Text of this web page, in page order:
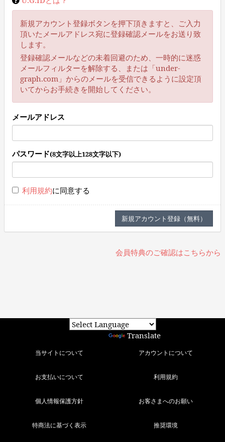
新規アカウント登録ボタンを押下頂きますと、ご入力
頂いたメールアドレス宛に登録確認メールをお送り致
します。
登録確認メールなどの未着回避のため、一時的に迷惑
メールフィルターを解除する、または「under-
graph.com」からのメールを受信できるように設定頂
いてからお手続きを開始してください。
メールアドレス
パスワード(8文字以上128文字以下)
利用規約に同意する
会員特典のご確認はこちらから
Translate
当サイトについて アカウントについて
お支払いについて 利用規約
個人情報保護方針 お客さまへのお願い
特商法に基づく表示 推奨環境